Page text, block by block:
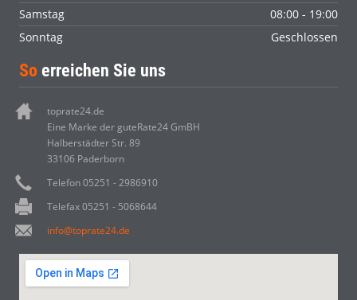
Samstag
08:00 - 19:00
Sonntag
Geschlossen
So erreichen Sie uns
toprate24.de
Eine Marke der guteRate24 GmBH
Halberstädter Str. 89
33106 Paderborn
Telefon 05251 - 2986910
Telefax 05251 - 5068644
info@toprate24.de